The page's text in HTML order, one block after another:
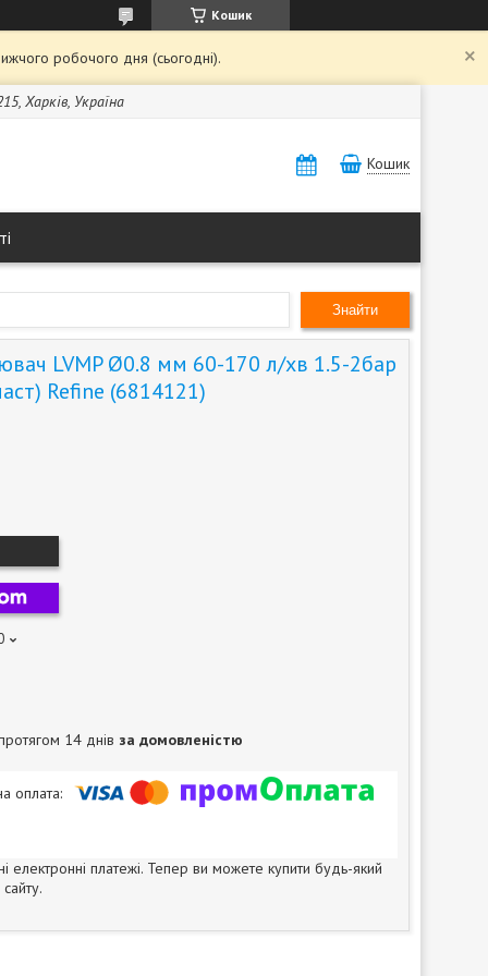
Кошик
робочого дня (сьогодні).
Харків, Україна
Кошик
Знайти
LVMP Ø0.8 мм 60-170 л/хв 1.5-2бар
Refine (6814121)
14 днів за домовленістю
електронні платежі. Тепер ви можете купити будь-який